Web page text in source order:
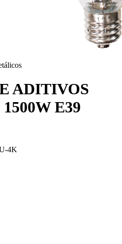
ADITIVOS
E39
4K